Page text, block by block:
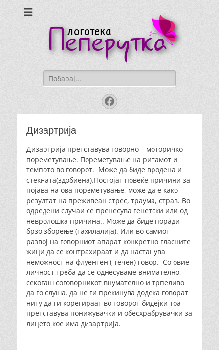
Logoteka
Peperutka
Search
for:
Facebook
Дизартрија
Дизартрија претставува говорно – моторичко
пореметување. Пореметување на ритамот и
темпото во говорот. Може да биде вродена и
стекната(здобиена).Постојат повеќе причини за
појава на ова пореметување, може да е како
резултат на преживеан стрес, траума, страв. Во
одредени случаи се пренесува генетски или од
невролошка причина.. Може да биде поради
брзо зборење (тахилалија). Или во самиот
развој на говорниот апарат конкретно гласните
жици да се контрахираат и да настанува
неможност на флуентен ( течен) говор. Со овие
личност треба да се однесуваме внимателно,
секогаш соговорникот внумателно и трпеливо
да го слуша, да не ги прекинува додека говорат
ниту да ги корегираат во говорот бидејки тоа
претставува понижувачки и обесхрабрувачки за
лицето кое има дизартрија.